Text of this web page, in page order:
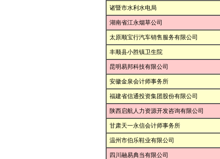
诸暨市水利水电局
湖南省江永烟草公司
太原顺宝行汽车销售服务有限公司
丰顺县小胜镇卫生院
昆明易邦科技有限公司
安徽金泉会计师事务所
福建省信通投资集团股份有限公司
陕西启航人力资源开发咨询有限公司
甘肃天一永信会计师事务所
温州市伯乐鞋业有限公司
四川融易典当有限公司